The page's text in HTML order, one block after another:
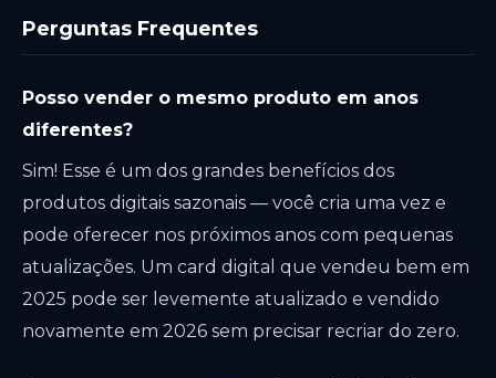
Perguntas Frequentes
Posso vender o mesmo produto em anos
diferentes?
Sim! Esse é um dos grandes benefícios dos
produtos digitais sazonais — você cria uma vez e
pode oferecer nos próximos anos com pequenas
atualizações. Um card digital que vendeu bem em
2025 pode ser levemente atualizado e vendido
novamente em 2026 sem precisar recriar do zero.